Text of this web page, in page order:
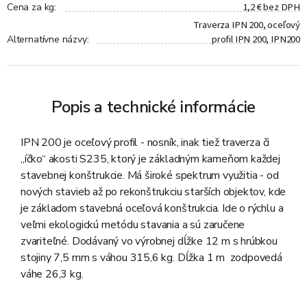
Cena za kg: 1,2 € bez DPH
Alternatívne názvy:
Traverza IPN 200, oceľový
profil IPN 200, IPN200
Popis a technické informácie
IPN 200 je oceľový profil - nosník, inak tiež traverza či
„íčko“ akosti S235, ktorý je základným kameňom každej
stavebnej konštrukcie. Má široké spektrum využitia - od
nových stavieb až po rekonštrukciu starších objektov, kde
je základom stavebná oceľová konštrukcia. Ide o rýchlu a
veľmi ekologickú metódu stavania a sú zaručene
zvariteľné. Dodávaný vo výrobnej dĺžke 12 m s hrúbkou
stojiny 7,5 mm s váhou 315,6 kg. Dĺžka 1 m zodpovedá
váhe 26,3 kg.